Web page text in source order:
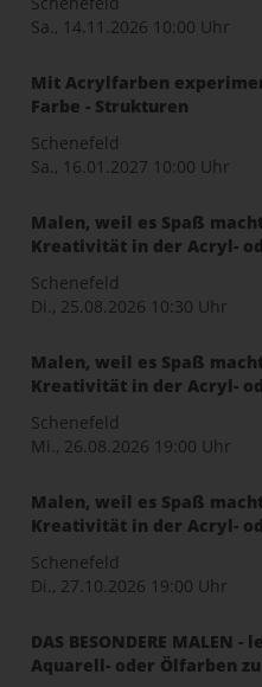
Sa., 14.11.2026 10:00 Uhr
Mit Acrylfarben
Farbe - Strukturen
Schenefeld
Sa., 16.01.2027 10:00 Uhr
Malen, weil es Spaß
Kreativität in der Acryl-
Schenefeld
Di., 25.08.2026 10:30 Uhr
Malen, weil es Spaß
Kreativität in der Acryl-
Schenefeld
Mi., 26.08.2026 19:00 Uhr
Malen, weil es Spaß
Kreativität in der Acryl-
Schenefeld
Di., 27.10.2026 19:00 Uhr
DAS BESONDERE MALEN
Aquarell- oder Ölfarben